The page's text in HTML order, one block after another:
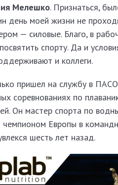
Мелешко. Признаться,
день моей жизни не
— силовые. Благо, в
спорту. Да и
и коллеги.
пришел на службу в
соревнованиях по
Он мастер спорта по
чемпионом Европы в
шесть лет назад.